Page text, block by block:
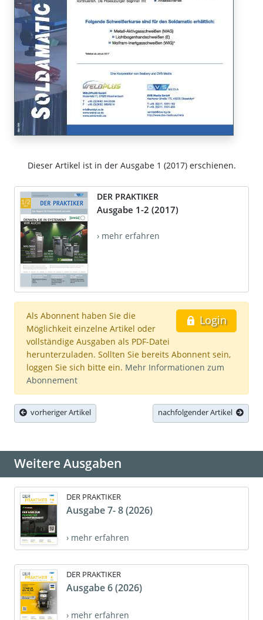
Dieser Artikel ist in der Ausgabe 1 (2017) erschienen.
DER PRAKTIKER
Ausgabe 1-2 (2017)
› mehr erfahren
Login
Als Abonnent haben Sie die
Möglichkeit einzelne Artikel oder
vollständige Ausgaben als PDF-Datei
herunterzuladen. Sollten Sie bereits Abonnent sein,
loggen Sie sich bitte ein. Mehr Informationen zum
Abonnement
vorheriger Artikel nachfolgender Artikel
Weitere Ausgaben
DER PRAKTIKER
Ausgabe 7- 8 (2026)
› mehr erfahren
DER PRAKTIKER
Ausgabe 6 (2026)
› mehr erfahren